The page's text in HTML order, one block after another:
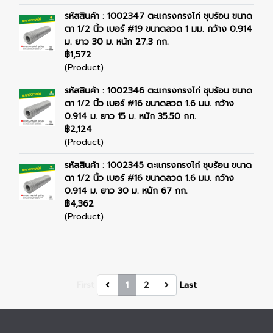
รหัสสินค้า : 1002347 ตะแกรงกรงไก่ ชุบร้อน ขนาด
ตา 1/2 นิ้ว เบอร์ #19 ขนาดลวด 1 มม. กว้าง 0.914
ม. ยาว 30 ม. หนัก 27.3 กก.
฿1,572
(Product)
รหัสสินค้า : 1002346 ตะแกรงกรงไก่ ชุบร้อน ขนาด
ตา 1/2 นิ้ว เบอร์ #16 ขนาดลวด 1.6 มม. กว้าง
0.914 ม. ยาว 15 ม. หนัก 35.50 กก.
฿2,124
(Product)
รหัสสินค้า : 1002345 ตะแกรงกรงไก่ ชุบร้อน ขนาด
ตา 1/2 นิ้ว เบอร์ #16 ขนาดลวด 1.6 มม. กว้าง
0.914 ม. ยาว 30 ม. หนัก 67 กก.
฿4,362
(Product)
1 2 Last